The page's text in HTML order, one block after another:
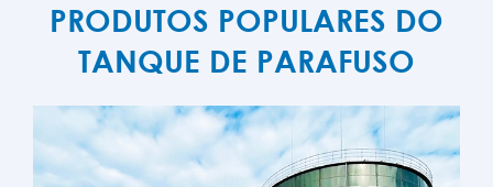
PRODUTOS POPULARES DO
TANQUE DE PARAFUSO